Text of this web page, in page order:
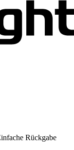
Rückgabe